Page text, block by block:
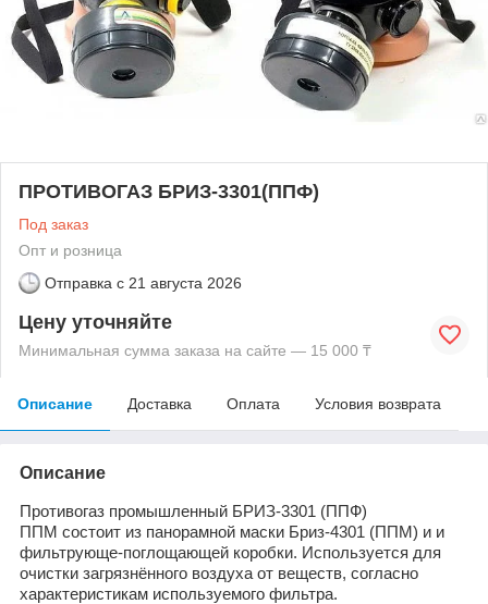
ПРОТИВОГАЗ БРИЗ-3301(ППФ)
Под заказ
Опт и розница
Отправка с 21 августа 2026
Цену уточняйте
Минимальная сумма заказа на сайте — 15 000 ₸
Описание Доставка Оплата Условия возврата
Описание
Противогаз промышленный БРИЗ-3301 (ППФ)
ППМ состоит из панорамной маски Бриз-4301 (ППМ) и и
фильтрующе-поглощающей коробки. Используется для
очистки загрязнённого воздуха от веществ, согласно
характеристикам используемого фильтра.